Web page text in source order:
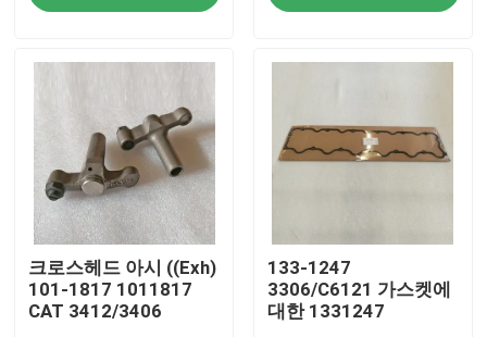
제품
비디오
우리 에 관한 것
크로스헤드 아시 ((Exh)
101-1817 1011817
CAT 3412/3406
133-1247
3306/C6121 가스켓에
대한 1331247